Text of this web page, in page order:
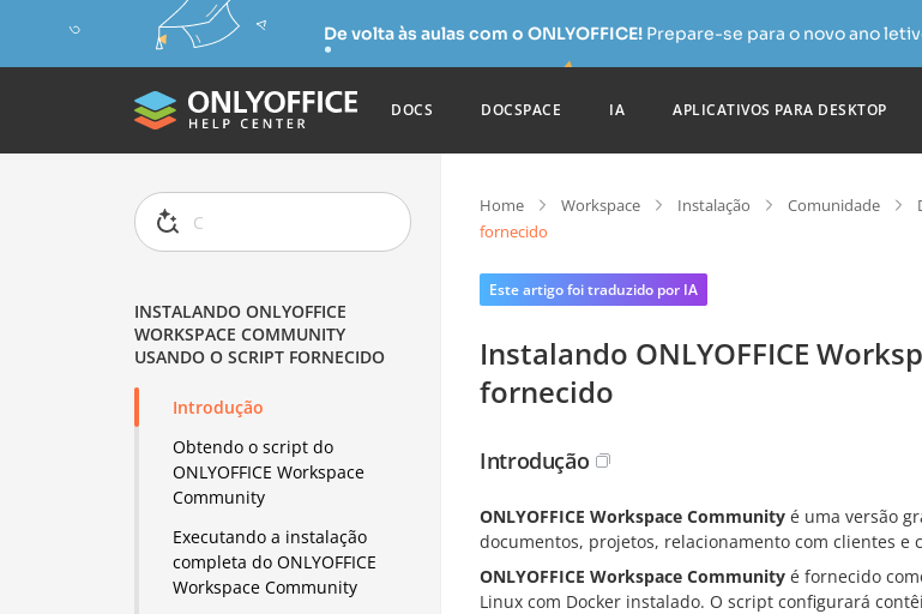
De volta às aulas com o ONLYOFFICE! Prepare-se para o novo ano
DOCS DOCSPACE IA APLICATIVOS PARA DESKTOP
INSTALANDO ONLYOFFICE
WORKSPACE COMMUNITY
USANDO O SCRIPT FORNECIDO
Introdução
Obtendo o script do
ONLYOFFICE Workspace
Community
Executando a instalação
completa do ONLYOFFICE
Workspace Community
Home Workspace Instalação Comunidade
fornecido
Este artigo foi traduzido por IA
Instalando ONLYOFFICE
fornecido
Introdução
ONLYOFFICE Workspace Community é uma versão
documentos, projetos, relacionamento com clientes
ONLYOFFICE Workspace Community é fornecido
Linux com Docker instalado. O script configurará